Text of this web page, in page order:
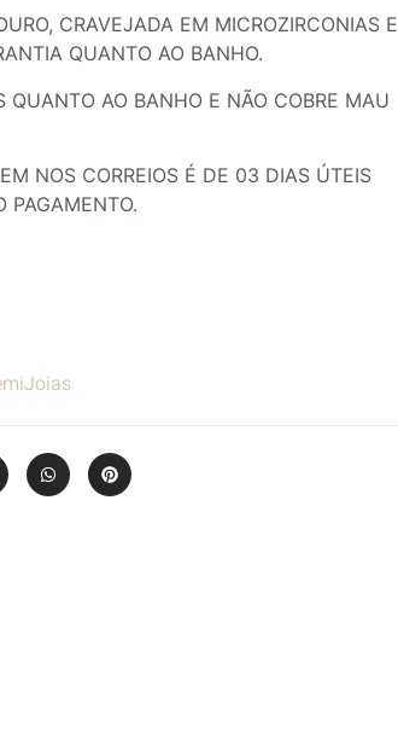
CRAVEJADA EM MICROZIRCONIAS E
QUANTO AO BANHO.
QUANTO AO BANHO E NÃO COBRE MAU
NOS CORREIOS É DE 03 DIAS ÚTEIS
PAGAMENTO.